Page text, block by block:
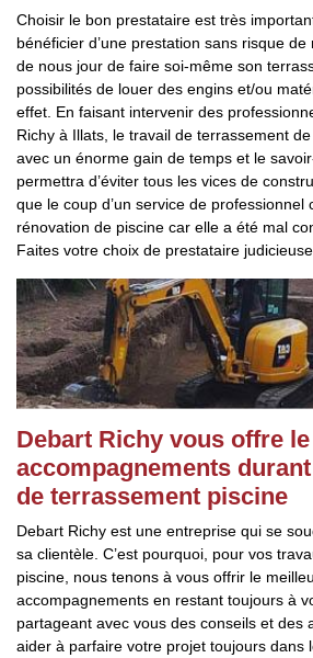
Choisir le bon prestataire est très
bénéficier d’une prestation sans risque
de nous jour de faire soi-même son
possibilités de louer des engins et/ou
effet. En faisant intervenir des
Richy à Illats, le travail de terrassement
avec un énorme gain de temps et le
permettra d’éviter tous les vices de
que le coup d’un service de professionnel
rénovation de piscine car elle a été mal
Faites votre choix de prestataire
Debart Richy vous offre
accompagnements
de terrassement piscine
Debart Richy est une entreprise qui se
sa clientèle. C’est pourquoi, pour vos
piscine, nous tenons à vous offrir le
accompagnements en restant toujours à
partageant avec vous des conseils et des
aider à parfaire votre projet toujours dans